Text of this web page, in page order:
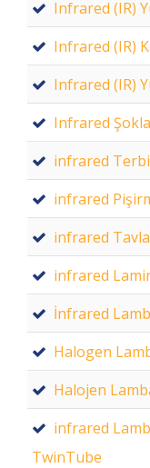
Infrared (IR)
Infrared (IR)
Infrared (IR)
Infrared
infrared
infrared
infrared
infrared
İnfrared
Halogen
Halojen
infrared
TwinTube